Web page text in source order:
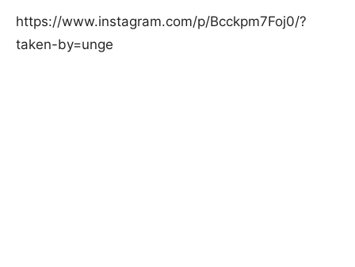
https://www.instagram.com/p/Bcckpm7Foj0/?
taken-by=unge